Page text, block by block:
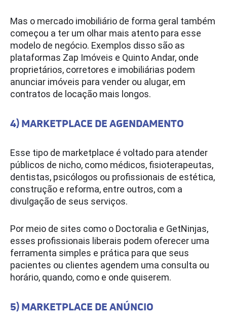
Mas o mercado imobiliário de forma geral também
começou a ter um olhar mais atento para esse
modelo de negócio. Exemplos disso são as
plataformas Zap Imóveis e Quinto Andar, onde
proprietários, corretores e imobiliárias podem
anunciar imóveis para vender ou alugar, em
contratos de locação mais longos.
4) MARKETPLACE DE AGENDAMENTO
Esse tipo de marketplace é voltado para atender
públicos de nicho, como médicos, fisioterapeutas,
dentistas, psicólogos ou profissionais de estética,
construção e reforma, entre outros, com a
divulgação de seus serviços.
Por meio de sites como o Doctoralia e GetNinjas,
esses profissionais liberais podem oferecer uma
ferramenta simples e prática para que seus
pacientes ou clientes agendem uma consulta ou
horário, quando, como e onde quiserem.
5) MARKETPLACE DE ANÚNCIO